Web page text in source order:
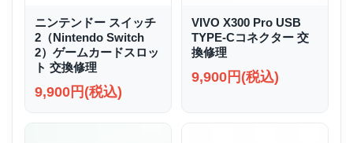
ニンテンドー スイッチ
2（Nintendo Switch
2）ゲームカードスロッ
ト 交換修理
9,900円(税込)
VIVO X300 Pro USB
TYPE-Cコネクター 交
換修理
9,900円(税込)